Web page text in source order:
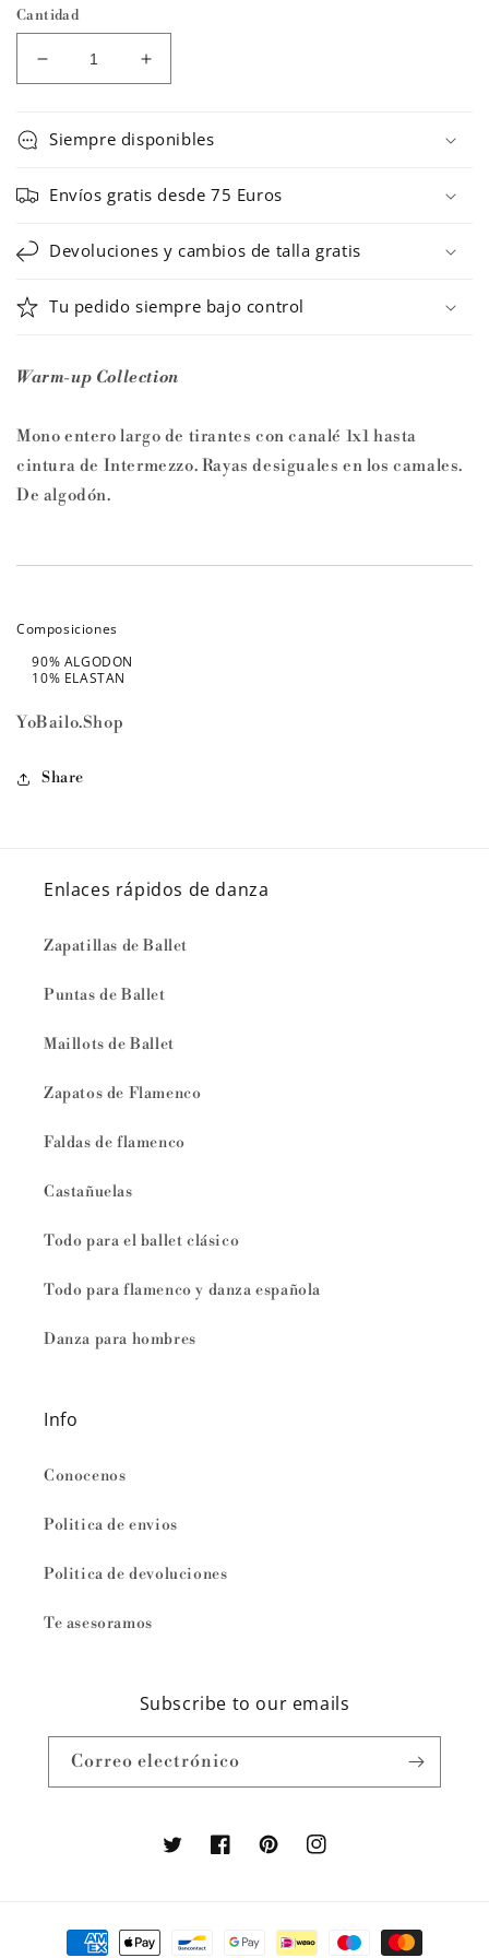
Cantidad
Reducir
cantidad
Mono
4692
de
Aumentar
cantidad
Mono
calentamiento
4692
de
Siempre disponibles
Envíos gratis desde 75 Euros
Devoluciones y cambios de talla gratis
Tu pedido siempre bajo control
Warm-up Collection
Mono entero largo de tirantes con canalé 1x1 hasta
cintura de Intermezzo. Rayas desiguales en los camales.
De algodón.
Composiciones
90% ALGODON
10% ELASTAN
YoBailo.Shop
Share
Enlaces rápidos de danza
Zapatillas de Ballet
Puntas de Ballet
Maillots de Ballet
Zapatos de Flamenco
Faldas de flamenco
Castañuelas
Todo para el ballet clásico
Todo para flamenco y danza española
Danza para hombres
Info
Conocenos
Politica de envios
Politica de devoluciones
Te asesoramos
Subscribe to our emails
Correo electrónico
TwitterFacebookPinterestInstagram
Formas